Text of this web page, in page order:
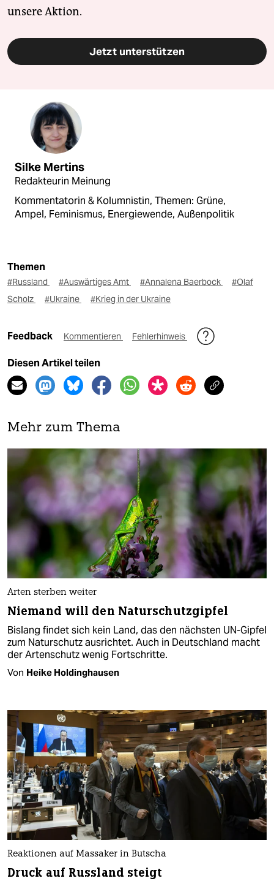
unsere Aktion.
Jetzt unterstützen
Silke Mertins
Redakteurin Meinung
Kommentatorin & Kolumnistin, Themen: Grüne,
Ampel, Feminismus, Energiewende, Außenpolitik
Themen
#Russland #Auswärtiges Amt #Annalena Baerbock
#Olaf
Scholz
#Ukraine #Krieg in der Ukraine
Feedback Kommentieren Fehlerhinweis
Diesen Artikel teilen
Mehr zum Thema
Arten sterben weiter
Niemand will den Naturschutzgipfel
Bislang findet sich kein Land, das den nächsten UN-Gipfel
zum Naturschutz ausrichtet. Auch in Deutschland macht
der Artenschutz wenig Fortschritte.
Von Heike Holdinghausen
Reaktionen auf Massaker in Butscha
Druck auf Russland steigt